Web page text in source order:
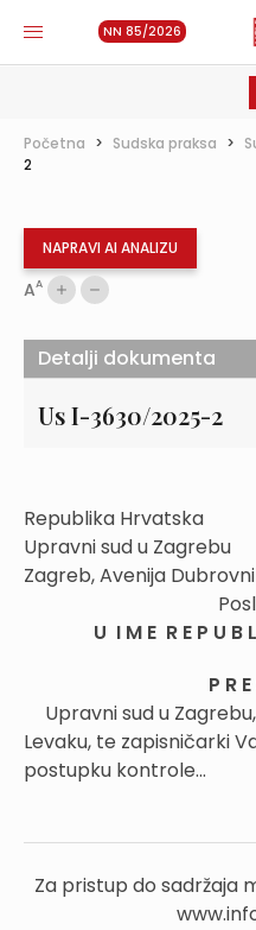
NN 85/2026
Početna > Sudska praksa >
2
NAPRAVI AI ANALIZU
AA
Us I-3630/2025-2
Republika Hrvatska
Upravni sud u Zagrebu
Zagreb, Avenija
U I M E R E P U B
P R
Upravni sud u
Levaku, te zapisničarki
postupku kontrole...
Za pristup do sadržaja
Detalji dokumenta